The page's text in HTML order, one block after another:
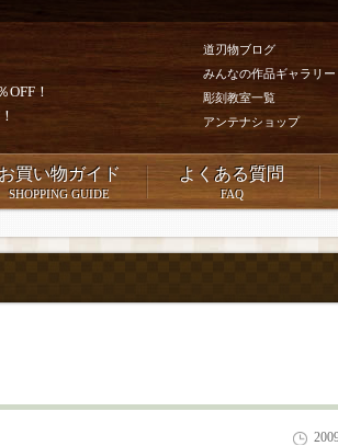
！
道刃物ブログ
みんなの作品ギャラリー
彫刻教室一覧
アンテナショップ
買い物ガイド
SHOPPING GUIDE
よくある質問
FAQ